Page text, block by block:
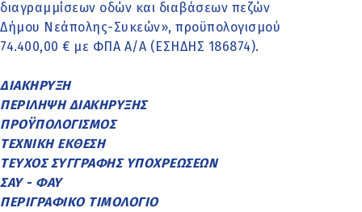
διαγραμμίσεων οδών και διαβάσεων πεζών
Δήμου Νεάπολης-Συκεών», προϋπολογισμού
74.400,00 € με ΦΠΑ Α/Α (ΕΣΗΔΗΣ 186874).
ΔΙΑΚΗΡΥΞΗ
ΠΕΡΙΛΗΨΗ ΔΙΑΚΗΡΥΞΗΣ
ΠΡΟΫΠΟΛΟΓΙΣΜΟΣ
ΤΕΧΝΙΚΗ ΕΚΘΕΣΗ
ΤΕΥΧΟΣ ΣΥΓΓΡΑΦΗΣ ΥΠΟΧΡΕΩΣΕΩΝ
ΣΑΥ - ΦΑΥ
ΠΕΡΙΓΡΑΦΙΚΟ ΤΙΜΟΛΟΓΙΟ